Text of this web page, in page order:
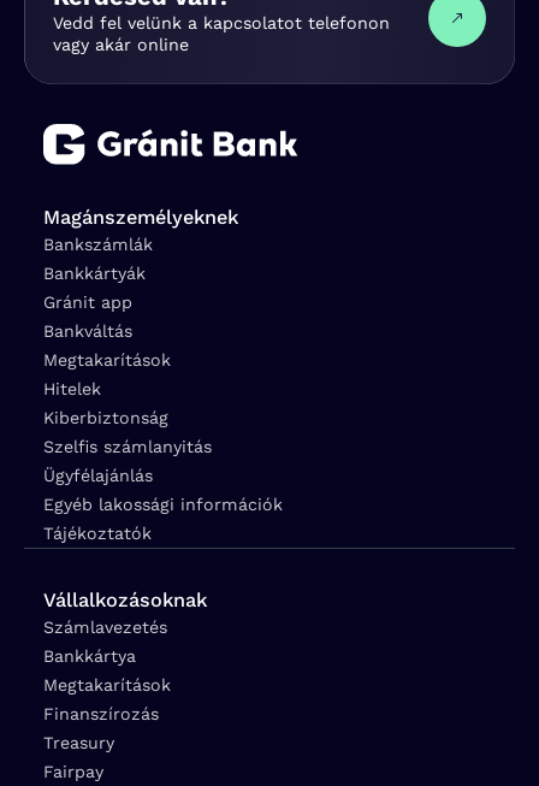
Vedd fel velünk a kapcsolatot telefonon
vagy akár online
Magánszemélyeknek
Bankszámlák
Bankkártyák
Gránit app
Bankváltás
Megtakarítások
Hitelek
Kiberbiztonság
Szelfis számlanyitás
Ügyfélajánlás
Egyéb lakossági információk
Tájékoztatók
Vállalkozásoknak
Számlavezetés
Bankkártya
Megtakarítások
Finanszírozás
Treasury
Fairpay